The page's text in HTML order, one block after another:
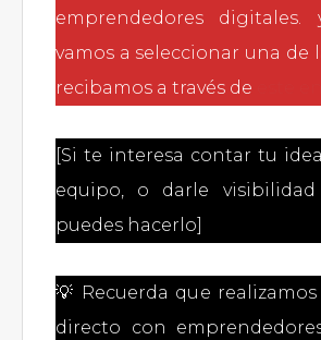
emprendedores
vamos a seleccionar una de
recibamos a través de
[Si te interesa contar tu
equipo, o darle
puedes hacerlo]
💡 Recuerda que realizamos
directo con